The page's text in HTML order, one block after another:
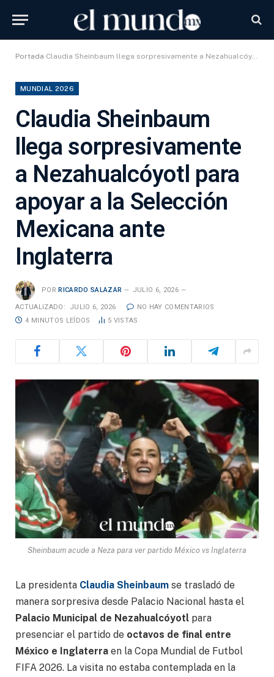
Portada Claudia Sheinbaum llega sorpresivamente a Nezahualcóyotl para apoyar a la Selección Mexicana ante Inglaterra
MUNDIAL 2026
Claudia Sheinbaum
llega sorpresivamente
a Nezahualcóyotl para
apoyar a la Selección
Mexicana ante
Inglaterra
POR RICARDO SALAZAR JULIO 6, 2026
ACTUALIZADO: JULIO 6, 2026
NO HAY COMENTARIOS
4 MINUTOS LEÍDOS
5 VISTAS
Sheinbaum acude a Neza para ver partido México vs Inglaterra
La presidenta Claudia Sheinbaum se trasladó de
manera sorpresiva desde Palacio Nacional hasta el
Palacio Municipal de Nezahualcóyotl para
presenciar el partido de octavos de final entre
México e Inglaterra en la Copa Mundial de Futbol
FIFA 2026. La visita no estaba contemplada en la